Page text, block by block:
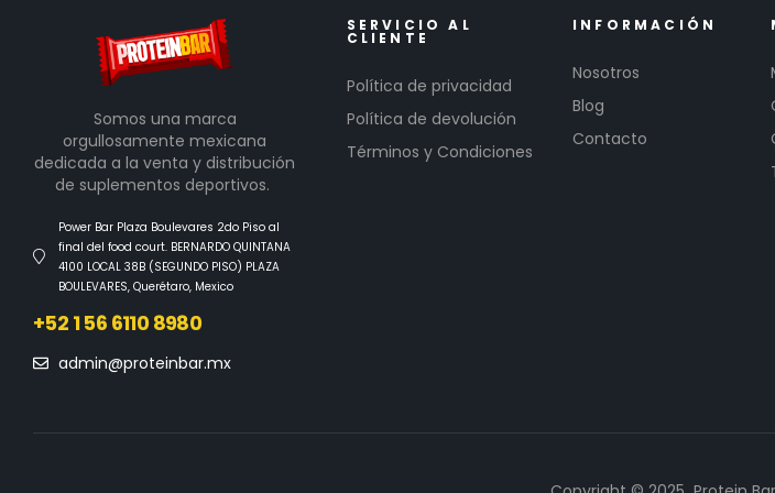
Somos una marca
orgullosamente mexicana
dedicada a la venta y distribución
de suplementos deportivos.
Power Bar Plaza Boulevares 2do Piso al
final del food court. BERNARDO QUINTANA
4100 LOCAL 38B (SEGUNDO PISO) PLAZA
BOULEVARES, Querétaro, Mexico
+52 1 56 6110 8980
admin@proteinbar.mx
SERVICIO AL
CLIENTE
Política de privacidad
Política de devolución
Términos y Condiciones
INFORMACIÓN
Nosotros
Blog
Contacto